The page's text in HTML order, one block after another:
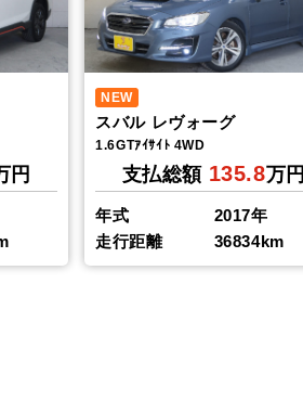
円
NEW
スバル レヴォーグ
1.6GTｱｲｻｲﾄ 4WD
支払総額 135.8万円
年式
2017年
走行距離
36834km